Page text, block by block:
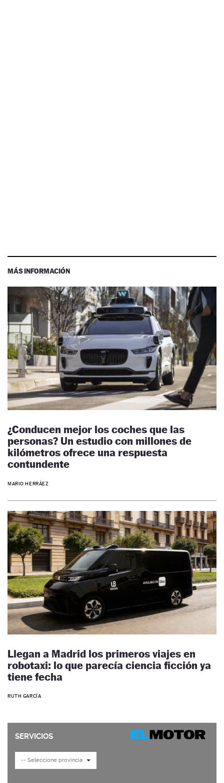
MÁS INFORMACIÓN
¿Conducen mejor los coches que las
personas? Un estudio con millones de
kilómetros ofrece una respuesta
contundente
MARIO HERRÁEZ
Llegan a Madrid los primeros viajes en
robotaxi: lo que parecía ciencia ficción ya
tiene fecha
RUTH GARCÍA